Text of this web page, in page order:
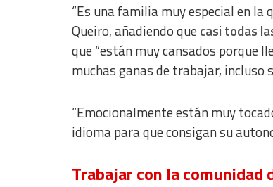
“Es una familia muy especial en la
Queiro, añadiendo quecasi todas
que “están muy cansados porque
muchas ganas de trabajar, incluso
“Emocionalmente están muy
idioma para que consigan su
Trabajar con la comunidad